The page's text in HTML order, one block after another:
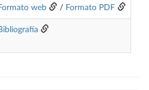
web / Formato PDF